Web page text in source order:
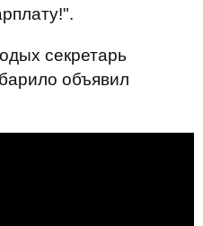
секретарь
объявил